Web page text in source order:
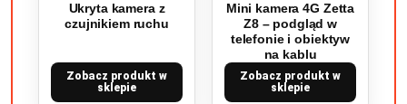
Ukryta kamera z
czujnikiem ruchu
Zobacz produkt w
sklepie
Mini kamera 4G Zetta
Z8 – podgląd w
telefonie i obiektyw
na kablu
Zobacz produkt w
sklepie